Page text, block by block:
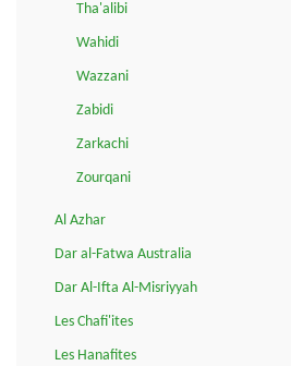
Tha'alibi
Wahidi
Wazzani
Zabidi
Zarkachi
Zourqani
Al Azhar
Dar al-Fatwa Australia
Dar Al-Ifta Al-Misriyyah
Les Chafi'ites
Les Hanafites